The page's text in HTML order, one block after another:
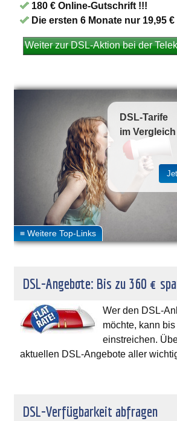
180 € Online-Gutschrift !!!
Die ersten 6 Monate nur 19,95 €
Weiter zur DSL-Aktion bei der
DSL-Tarife
im Vergleich
DSL-Angebote: Bis zu 360 €
Wer den DSL-
möchte, kann
einstreichen.
aktuellen DSL-Angebote aller
DSL-Verfügbarkeit abfragen